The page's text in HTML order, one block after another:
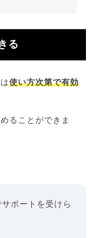
る
使い方次第で有効
ることができま
ポートを受けら